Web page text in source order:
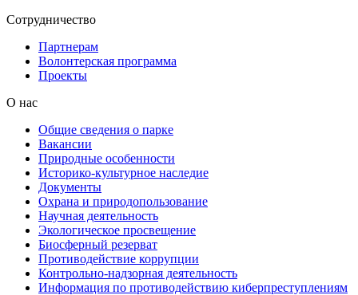
Сотрудничество
Партнерам
Волонтерская программа
Проекты
О нас
Общие сведения о парке
Вакансии
Природные особенности
Историко-культурное наследие
Документы
Охрана и природопользование
Научная деятельность
Экологическое просвещение
Биосферный резерват
Противодействие коррупции
Контрольно-надзорная деятельность
Информация по противодействию киберпреступлениям